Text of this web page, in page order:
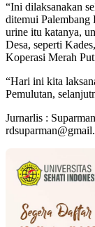
“Ini dilaksanakan
ditemui Palembang
urine itu katanya,
Desa, seperti
Koperasi Merah
“Hari ini kita
Pemulutan,
Jurnarlis : Suparman